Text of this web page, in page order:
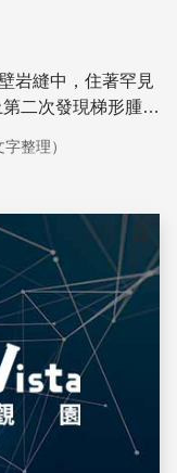
岩縫中，住著罕見
二次發現梯形腫鬚
整理）
儲存